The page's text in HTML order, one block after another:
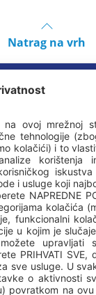
Natrag na vrh
Prati nas
riviera.com
valamar.com